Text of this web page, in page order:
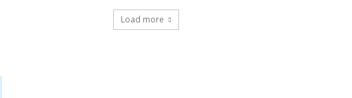
Load more